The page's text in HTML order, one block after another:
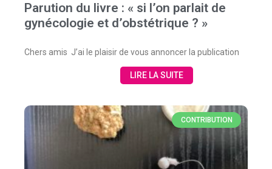
Parution du livre : « si l’on parlait de
gynécologie et d’obstétrique ? »
Chers amis J’ai le plaisir de vous annoncer la publication
LIRE LA SUITE
CONTRIBUTION